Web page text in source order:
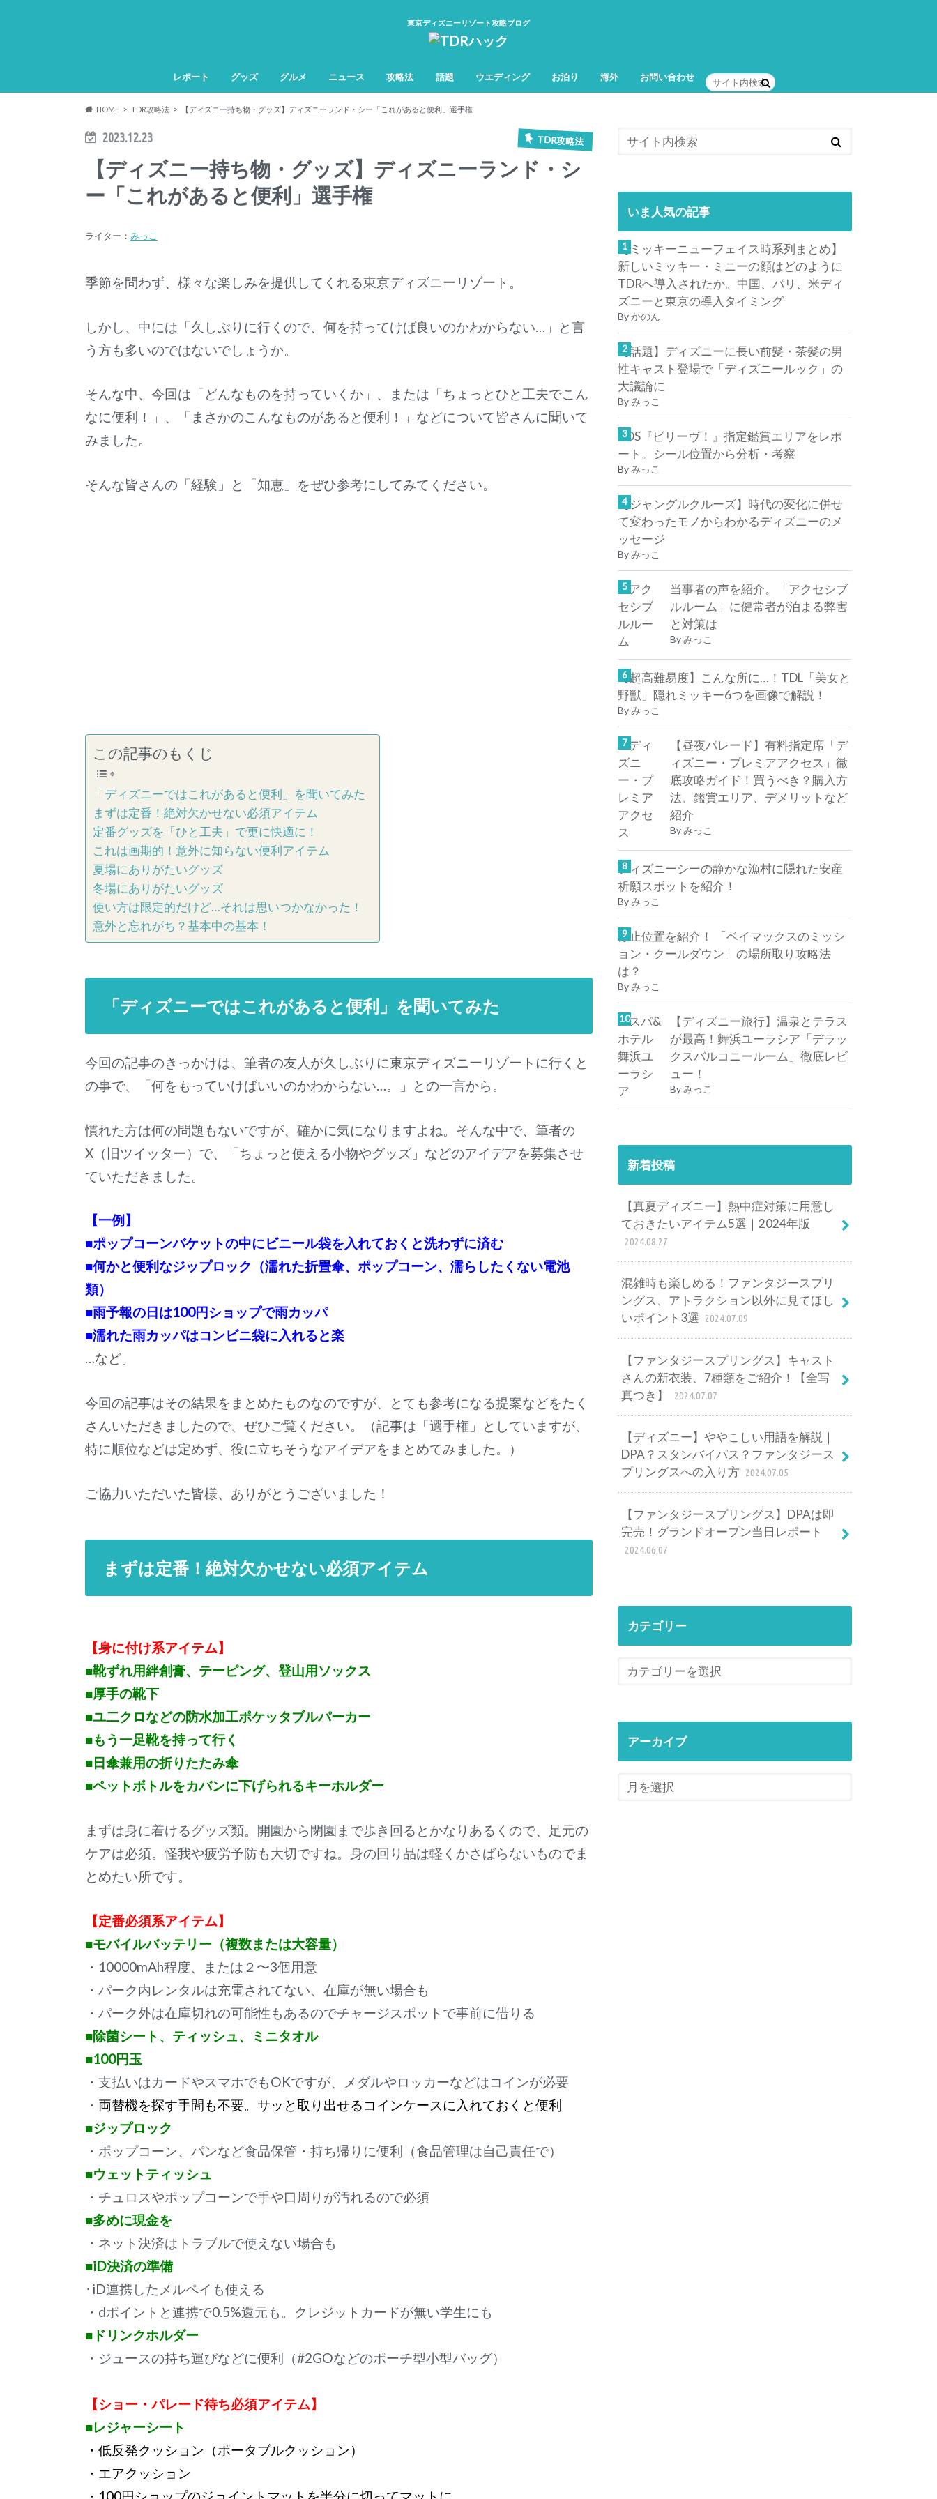
東京ディズニーリゾート攻略ブログ
レポート グッズ グルメ ニュース 攻略法 話題 ウエディング お泊り 海外 お問い合わせ
HOME TDR攻略法 【ディズニー持ち物・グッズ】ディズニーランド・シー「これがあると便利」選手権
2023.12.23 TDR攻略法
【ディズニー持ち物・グッズ】ディズニーランド・シ
ー「これがあると便利」選手権
ライター： みっこ
季節を問わず、様々な楽しみを提供してくれる東京ディズニーリゾート。
しかし、中には「久しぶりに行くので、何を持ってけば良いのかわからない…」と言
う方も多いのではないでしょうか。
そんな中、今回は「どんなものを持っていくか」、または「ちょっとひと工夫でこん
なに便利！」、「まさかのこんなものがあると便利！」などについて皆さんに聞いて
みました。
そんな皆さんの「経験」と「知恵」をぜひ参考にしてみてください。
この記事のもくじ
「ディズニーではこれがあると便利」を聞いてみた
まずは定番！絶対欠かせない必須アイテム
定番グッズを「ひと工夫」で更に快適に！
これは画期的！意外に知らない便利アイテム
夏場にありがたいグッズ
冬場にありがたいグッズ
使い方は限定的だけど…それは思いつかなかった！
意外と忘れがち？基本中の基本！
「ディズニーではこれがあると便利」を聞いてみた
今回の記事のきっかけは、筆者の友人が久しぶりに東京ディズニーリゾートに行くと
の事で、「何をもっていけばいいのかわからない…。」との一言から。
慣れた方は何の問題もないですが、確かに気になりますよね。そんな中で、筆者の
X（旧ツイッター）で、「ちょっと使える小物やグッズ」などのアイデアを募集させ
ていただきました。
【一例】
■ポップコーンバケットの中にビニール袋を入れておくと洗わずに済む
■何かと便利なジップロック（濡れた折畳傘、ポップコーン、濡らしたくない電池
類）
■雨予報の日は100円ショップで雨カッパ
■濡れた雨カッパはコンビニ袋に入れると楽
…など。
今回の記事はその結果をまとめたものなのですが、とても参考になる提案などをたく
さんいただきましたので、ぜひご覧ください。（記事は「選手権」としていますが、
特に順位などは定めず、役に立ちそうなアイデアをまとめてみました。）
ご協力いただいた皆様、ありがとうございました！
まずは定番！絶対欠かせない必須アイテム
【身に付け系アイテム】
■靴ずれ用絆創膏、テーピング、登山用ソックス
■厚手の靴下
■ユ二クロなどの防水加工ポケッタブルパーカー
■もう一足靴を持って行く
■日傘兼用の折りたたみ傘
■ペットボトルをカバンに下げられるキーホルダー
まずは身に着けるグッズ類。開園から閉園まで歩き回るとかなりあるくので、足元の
ケアは必須。怪我や疲労予防も大切ですね。身の回り品は軽くかさばらないものでま
とめたい所です。
【定番必須系アイテム】
■モバイルバッテリー（複数または大容量）
・10000mAh程度、または２〜3個用意
・パーク内レンタルは充電されてない、在庫が無い場合も
・パーク外は在庫切れの可能性もあるのでチャージスポットで事前に借りる
■除菌シート、ティッシュ、ミニタオル
■100円玉
・支払いはカードやスマホでもOKですが、メダルやロッカーなどはコインが必要
・ 両替機を探す手間も不要。サッと取り出せるコインケースに入れておくと便利
■ジップロック
・ポップコーン、パンなど食品保管・持ち帰りに便利（食品管理は自己責任で）
■ウェットティッシュ
・チュロスやポップコーンで手や口周りが汚れるので必須
■多めに現金を
・ネット決済はトラブルで使えない場合も
■iD決済の準備
･iD連携したメルペイも使える
・dポイントと連携で0.5%還元も。クレジットカードが無い学生にも
■ドリンクホルダー
・ジュースの持ち運びなどに便利（#2GOなどのポーチ型小型バッグ）
【ショー・パレード待ち必須アイテム】
■レジャーシート
・低反発クッション（ポータブルクッション）
・エアクッション
・100円ショップのジョイントマットを半分に切ってマットに
いま人気の記事
【ミッキーニューフェイス時系列まとめ】
新しいミッキー・ミニーの顔はどのように
TDRへ導入されたか。中国、パリ、米ディ
ズニーと東京の導入タイミング
Byかのん
【話題】ディズニーに長い前髪・茶髪の男
性キャスト登場で「ディズニールック」の
大議論に
Byみっこ
TDS『ビリーヴ！』指定鑑賞エリアをレポ
ート。シール位置から分析・考察
Byみっこ
【ジャングルクルーズ】時代の変化に併せ
て変わったモノからわかるディズニーのメ
ッセージ
Byみっこ
当事者の声を紹介。「アクセシブ
ルルーム」に健常者が泊まる弊害
と対策は
Byみっこ
【超高難易度】こんな所に…！TDL「美女と
野獣」隠れミッキー6つを画像で解説！
Byみっこ
【昼夜パレード】有料指定席「デ
ィズニー・プレミアアクセス」徹
底攻略ガイド！買うべき？購入方
法、鑑賞エリア、デメリットなど
紹介
Byみっこ
ディズニーシーの静かな漁村に隠れた安産
祈願スポットを紹介！
Byみっこ
停止位置を紹介！ 「ベイマックスのミッシ
ョン・クールダウン」の場所取り攻略法
は？
Byみっこ
【ディズニー旅行】温泉とテラス
が最高！舞浜ユーラシア「デラッ
クスバルコニールーム」徹底レビ
ュー！
Byみっこ
新着投稿
【真夏ディズニー】熱中症対策に用意し
ておきたいアイテム5選｜2024年版
2024.08.27
混雑時も楽しめる！ファンタジースプリ
ングス、アトラクション以外に見てほし
いポイント3選 2024.07.09
【ファンタジースプリングス】キャスト
さんの新衣装、7種類をご紹介！【全写
真つき】
2024.07.07
【ディズニー】ややこしい用語を解説｜
DPA？スタンバイパス？ファンタジース
プリングスへの入り方 2024.07.05
【ファンタジースプリングス】DPAは即
完売！グランドオープン当日レポート
2024.06.07
カテゴリー
アーカイブ